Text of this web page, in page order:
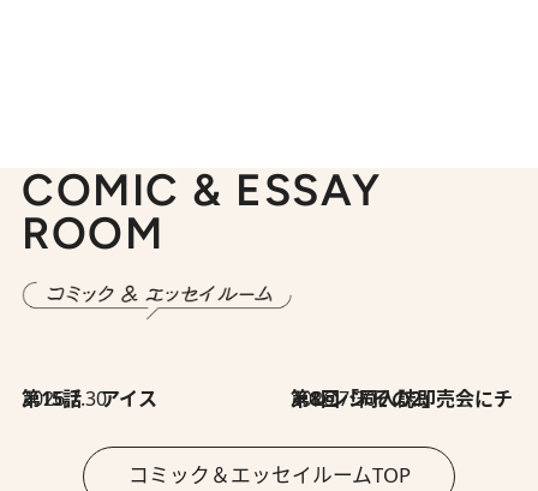
COMIC & ESSAY
ROOM
2026.7.30
第15話 アイス 2026.7.30
第8回「同人誌即売会にチャレンジ その2」
コミック＆エッセイルームTOP